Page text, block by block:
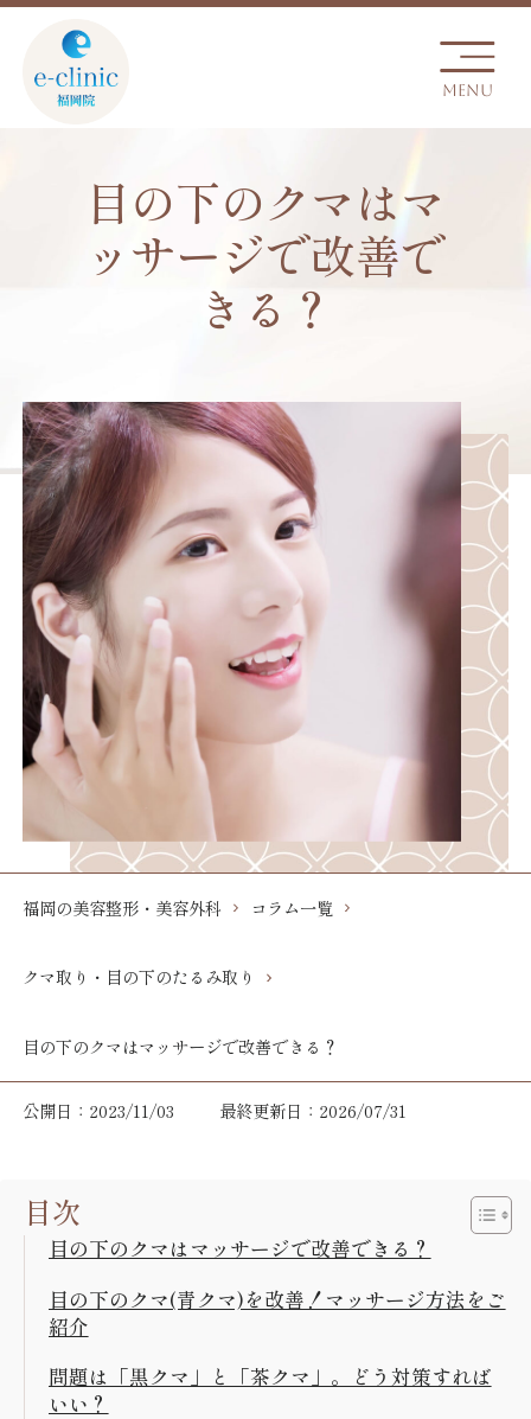
目の下のクマはマ
ッサージで改善で
きる？
福岡の美容整形・美容外科 コラム一覧
クマ取り・目の下のたるみ取り
目の下のクマはマッサージで改善できる？
公開日：2023/11/03 最終更新日：2026/07/31
目次
目の下のクマはマッサージで改善できる？
目の下のクマ(青クマ)を改善！マッサージ方法をご
紹介
問題は「黒クマ」と「茶クマ」。どう対策すれば
いい？